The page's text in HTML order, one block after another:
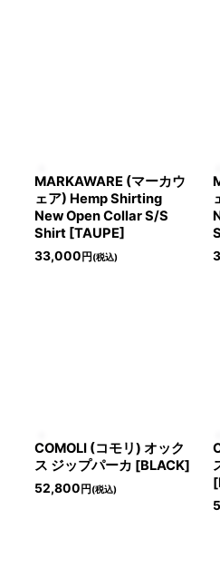
MARKAWARE (マーカウ
ェア) Hemp Shirting
New Open Collar S/S
Shirt [TAUPE]
33,000 円 (税込)
COMOLI (コモリ) オック
ス ジップパーカ [BLACK]
52,800 円 (税込)